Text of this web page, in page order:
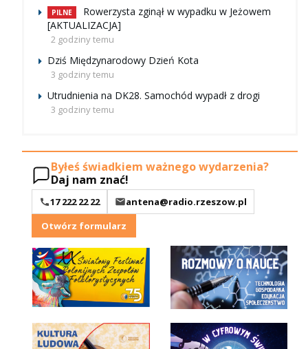
PILNE
Rowerzysta zginął w wypadku w Jeżowem
[AKTUALIZACJA]
2 godziny temu
Dziś Międzynarodowy Dzień Kota
3 godziny temu
Utrudnienia na DK28. Samochód wypadł z drogi
3 godziny temu
Byłeś świadkiem ważnego wydarzenia?
Daj nam znać!
17 222 22 22
antena@radio.rzeszow.pl
Otwórz formularz